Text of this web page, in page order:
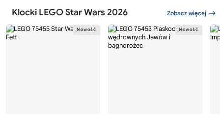
Klocki LEGO Star Wars 2026 Zobacz więcej